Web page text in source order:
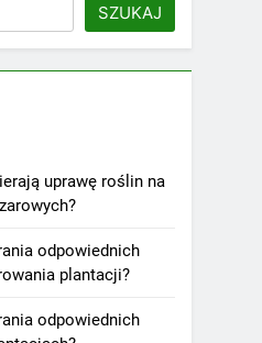
SZUKAJ
uprawę roślin na
odpowiednich
plantacji?
odpowiednich